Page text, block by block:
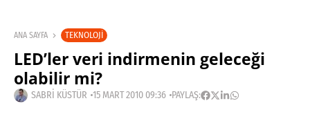
ANA SAYFA TEKNOLOJI
LED’ler veri indirmenin geleceği
olabilir mi?
SABRI KÜSTÜR 15 MART 2010 09:36 PAYLAŞ: